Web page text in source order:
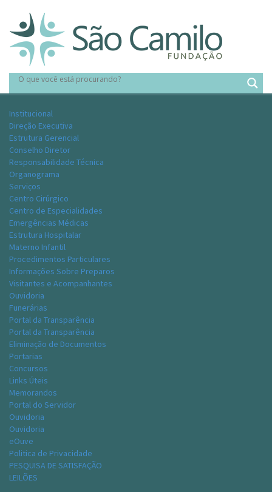
Institucional
Direção Executiva
Estrutura Gerencial
Conselho Diretor
Responsabilidade Técnica
Organograma
Serviços
Centro Cirúrgico
Centro de Especialidades
Emergências Médicas
Estrutura Hospitalar
Materno Infantil
Procedimentos Particulares
Informações Sobre Preparos
Visitantes e Acompanhantes
Ouvidoria
Funerárias
Portal da Transparência
Portal da Transparência
Eliminação de Documentos
Portarias
Concursos
Links Úteis
Memorandos
Portal do Servidor
Ouvidoria
Ouvidoria
eOuve
Politica de Privacidade
PESQUISA DE SATISFAÇÃO
LEILÕES